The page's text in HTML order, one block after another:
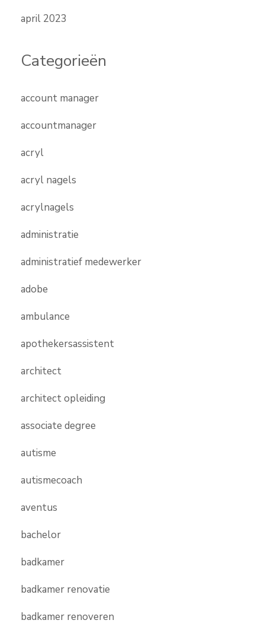
april 2023
Categorieën
account manager
accountmanager
acryl
acryl nagels
acrylnagels
administratie
administratief medewerker
adobe
ambulance
apothekersassistent
architect
architect opleiding
associate degree
autisme
autismecoach
aventus
bachelor
badkamer
badkamer renovatie
badkamer renoveren